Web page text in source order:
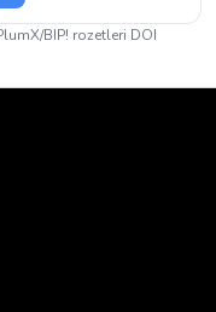
BIP! rozetleri DOI